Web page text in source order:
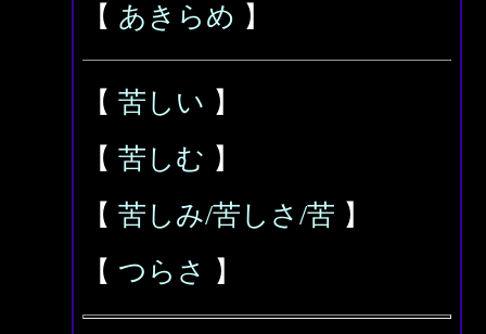
【 あきらめ 】
【 苦しい 】
【 苦しむ 】
【 苦しみ/苦しさ/苦 】
【 つらさ 】